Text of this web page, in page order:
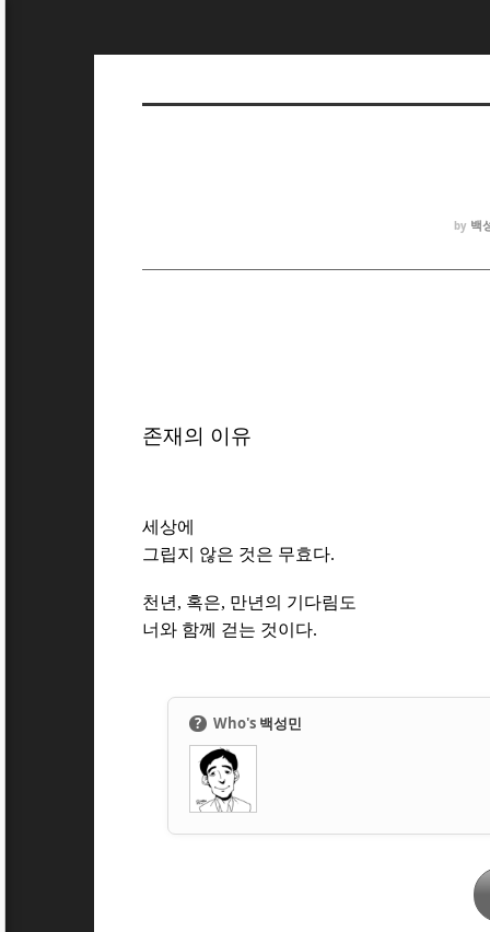
by 백
존재의 이유
세상에
그립지 않은 것은 무효다.
천년, 혹은, 만년의 기다림도
너와 함께 걷는 것이다.
? Who's 백성민